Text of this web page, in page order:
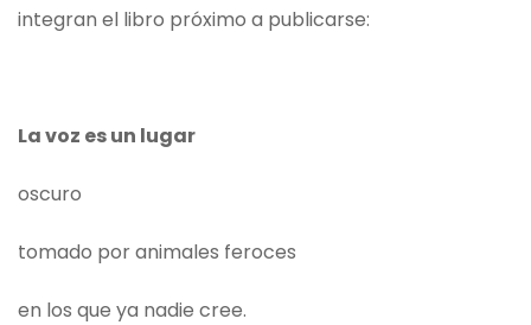
integran el libro próximo a publicarse:
La voz es un lugar
oscuro
tomado por animales feroces
en los que ya nadie cree.